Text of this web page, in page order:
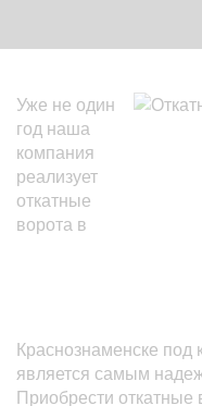
Уже не один
год наша
компания
реализует
откатные
ворота в
Краснознаменске под
является самым
Приобрести откатные